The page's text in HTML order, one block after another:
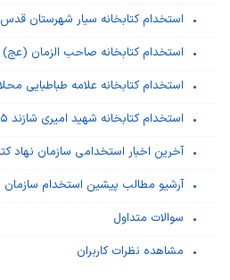
استخدام کتابخانه سیار شهرستان قدس ۱۴۰۵
استخدام کتابخانه صاحب الزمان (عج)
استخدام کتابخانه علامه طباطبایی محلات
استخدام کتابخانه شهید امیری شازند ۱۴۰۵
آخرین اخبار استخدامی سازمان نهاد
آرشیو مطالب پیشین استخدام سازمان
سوالات متداول
مشاهده نظرات کاربران